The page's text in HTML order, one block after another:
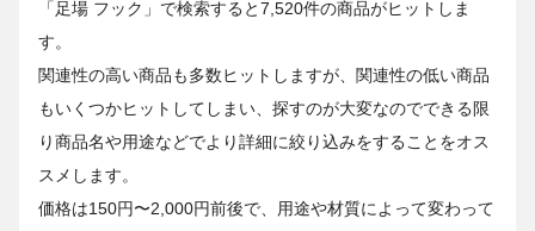
「足場 フック」で検索すると7,520件の商品がヒットしま
す。
関連性の高い商品も多数ヒットしますが、関連性の低い商品
もいくつかヒットしてしまい、探すのが大変なのでできる限
り商品名や用途などでより詳細に絞り込みをすることをオス
スメします。
価格は150円〜2,000円前後で、用途や材質によって変わって